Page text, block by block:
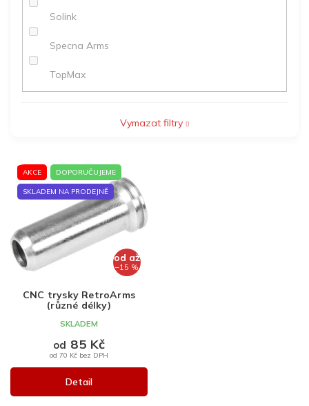
Solink
Specna Arms
TopMax
Vymazat filtry
V
p
p
r
AKCE DOPORUČUJEME
SKLADEM NA PRODEJNĚ
od až
–15 %
CNC trysky RetroArms
(různé délky)
SKLADEM
od 70 Kč bez DPH
od 85 Kč
Detail